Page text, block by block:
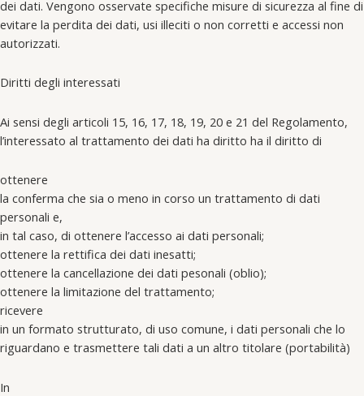
dei dati. Vengono osservate specifiche misure di sicurezza al fine di
evitare la perdita dei dati, usi illeciti o non corretti e accessi non
autorizzati.
Diritti degli interessati
Ai sensi degli articoli 15, 16, 17, 18, 19, 20 e 21 del Regolamento,
l’interessato al trattamento dei dati ha diritto ha il diritto di
ottenere
la conferma che sia o meno in corso un trattamento di dati
personali e,
in tal caso, di ottenere l’accesso ai dati personali;
ottenere la rettifica dei dati inesatti;
ottenere la cancellazione dei dati pesonali (oblio);
ottenere la limitazione del trattamento;
ricevere
in un formato strutturato, di uso comune, i dati personali che lo
riguardano e trasmettere tali dati a un altro titolare (portabilità)
In